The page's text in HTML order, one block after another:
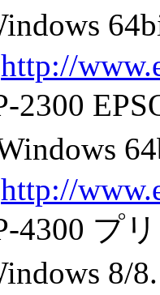
http://
2300
http://
4300 プ
8/